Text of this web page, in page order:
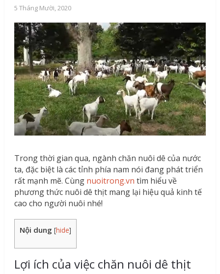
5 Tháng Mười, 2020
Trong thời gian qua, ngành chăn nuôi dê của nước
ta, đặc biệt là các tỉnh phía nam nói đang phát triển
rất mạnh mẽ. Cùng nuoitrong.vn tìm hiểu về
phương thức nuôi dê thịt mang lại hiệu quả kinh tế
cao cho người nuôi nhé!
Nội dung [hide]
Lợi ích của việc chăn nuôi dê thịt